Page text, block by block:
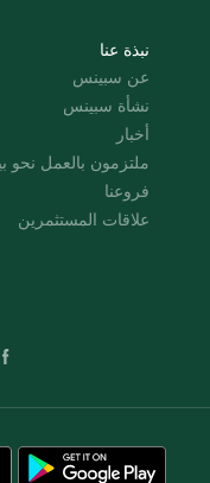
نبذة عنا
عن سبينس
نشأة سبينس
أخبار
ملتزمون بالعمل نحو
فروعنا
علاقات المستثمرين